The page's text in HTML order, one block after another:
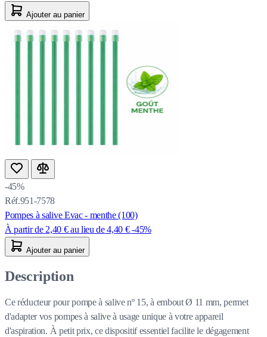
Ajouter au panier
-45%
Réf.951-7578
Pompes à salive Evac - menthe (100)
À partir de 2,40 € au lieu de 4,40 € -45%
Ajouter au panier
Description
Ce réducteur pour pompe à salive nº 15, à embout Ø 11 mm, permet
d'adapter vos pompes à salive à usage unique à votre appareil
d'aspiration. À petit prix, ce dispositif essentiel facilite le dégagement